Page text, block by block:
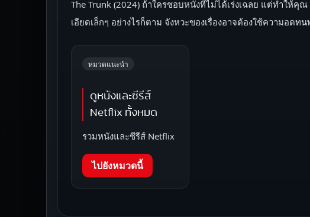
The Trunk (2024) ถ้าใครชอบหนังที่ไม่ได้เร่งเฉลย แต่ทำให้คุ
เอียดเล็กๆ อย่างไรก็ตาม จังหวะของเรื่องอาจต้องใช้ความอ
หมวดแนะนำ
ดูหนังและซีรีส์
Netflix ทั้งหมด
รวมหนังและซีรีส์ Netflix
ไปยังหมวดนี้